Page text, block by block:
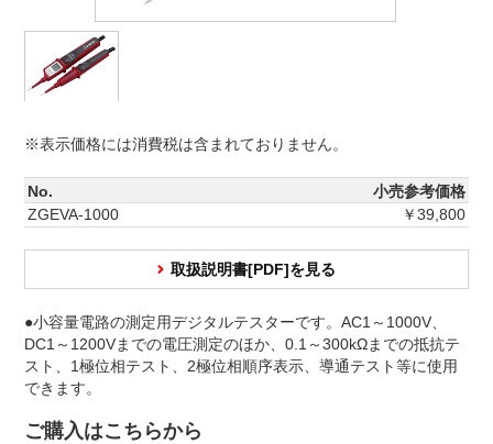
※表示価格には消費税は含まれておりません。
No.
小売参考価格
ZGEVA-1000
￥39,800
取扱説明書[PDF]を見る
●小容量電路の測定用デジタルテスターです。AC1～1000V、
DC1～1200Vまでの電圧測定のほか、0.1～300kΩまでの抵抗テ
スト、1極位相テスト、2極位相順序表示、導通テスト等に使用
できます。
ご購入はこちらから